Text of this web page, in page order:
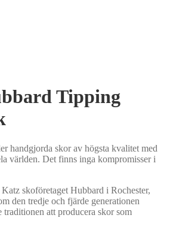
Tipping
handgjorda skor av högsta kvalitet med
världen. Det finns inga kompromisser i
Katz skoföretaget Hubbard i Rochester,
den tredje och fjärde generationen
att producera skor som